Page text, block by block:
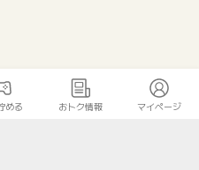
める おトク情報 マイページ